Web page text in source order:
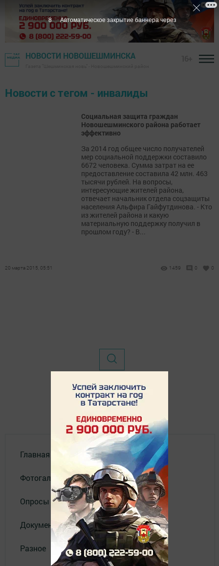
НОВОСТИ НОВОШЕШМИНСКА
Новости с тегом - инвалиды
Социальная защита граждан
Новошешминского района работает
эффективно
За 2014 год общее число получателей
мер социальной поддержки составило
6672 человека. Сумма затрат на ее
предоставление составила 42 млн. 463
тысячи рублей. На вопросы,
интересующие жителей района,
отвечает начальник отдела соцзащиты
населения Альфира Гайфутдинова. - Кто
из жителей района и какую
материальную поддержку получил в
прошлом году? - В...
20 марта 2015, 05:51 1459 0 0
Главная
Фотогалереи
Опросы
Документы
Разное
8 Автоматическое закрытие баннера через